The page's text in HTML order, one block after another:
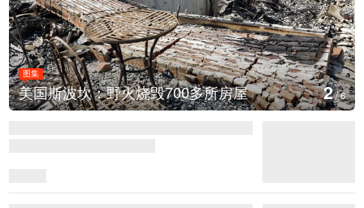
烧毁700多所房屋
图集
叙利亚：大马士
3/6